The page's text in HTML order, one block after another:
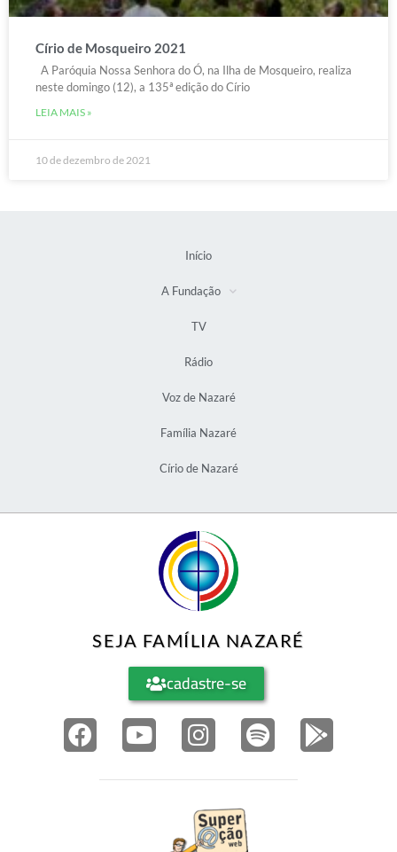
Círio de Mosqueiro 2021
A Paróquia Nossa Senhora do Ó, na Ilha de Mosqueiro, realiza
neste domingo (12), a 135ª edição do Círio
LEIA MAIS »
10 de dezembro de 2021
Início
A Fundação
TV
Rádio
Voz de Nazaré
Família Nazaré
Círio de Nazaré
SEJA FAMÍLIA NAZARÉ
cadastre-se